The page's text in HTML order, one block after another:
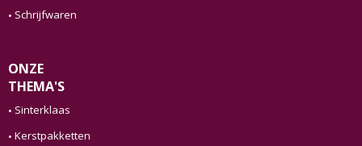
Schrijfwaren
ONZE
THEMA'S
Sinterklaas
Kerstpakketten